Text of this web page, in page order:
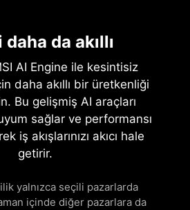
da akıllı
AI Engine ile kesintisiz
daha akıllı bir üretkenliği
Bu gelişmiş AI araçları
sağlar ve performansı
iş akışlarınızı akıcı hale
getirir.
yalnızca seçili pazarlarda
içinde diğer pazarlara da